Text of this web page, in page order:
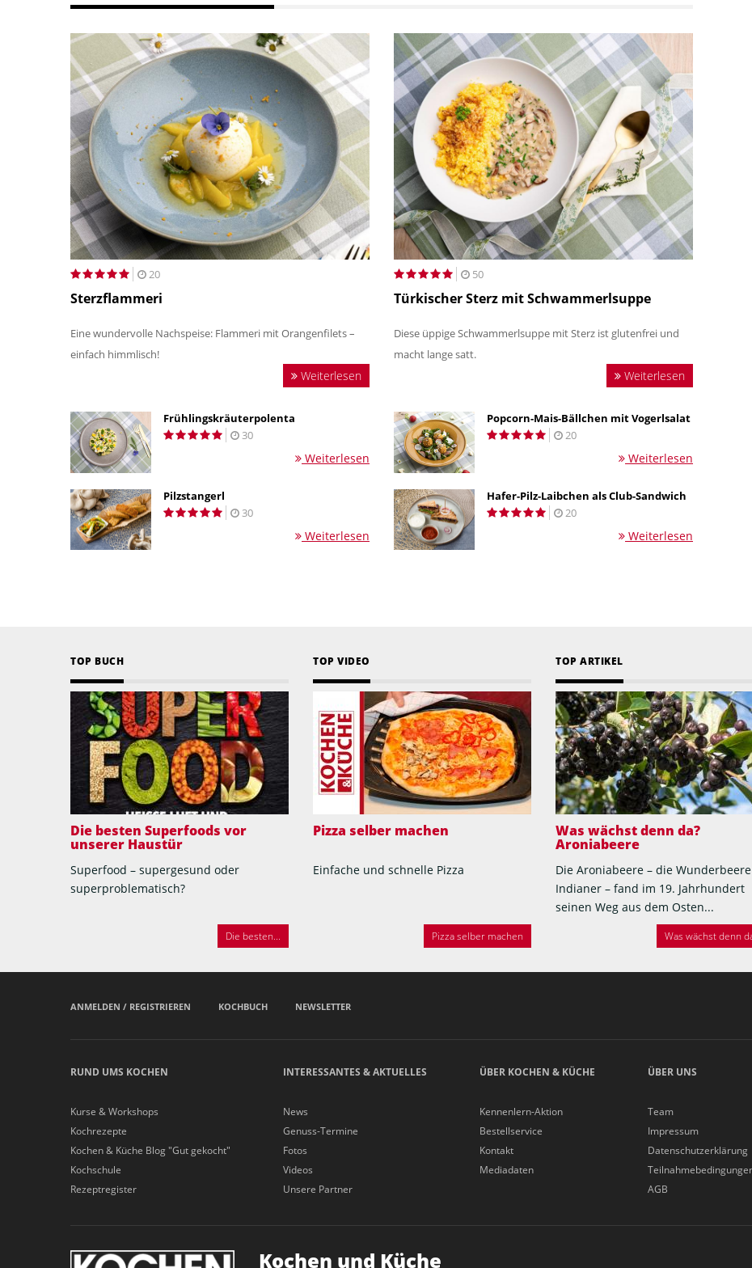
20
Sterzflammeri
Eine wundervolle Nachspeise: Flammeri mit Orangenfilets –
einfach himmlisch!
Weiterlesen
50
Türkischer Sterz mit Schwammerlsuppe
Diese üppige Schwammerlsuppe mit Sterz ist glutenfrei und
macht lange satt.
Weiterlesen
Frühlingskräuterpolenta
30
Weiterlesen
Popcorn-Mais-Bällchen mit Vogerlsalat
20
Weiterlesen
Pilzstangerl
30
Weiterlesen
Hafer-Pilz-Laibchen als Club-Sandwich
20
Weiterlesen
TOP BUCH
Die besten Superfoods vor
unserer Haustür
Superfood – supergesund oder
superproblematisch?
Die besten...
TOP VIDEO
Pizza selber machen
Einfache und schnelle Pizza
Pizza selber machen
TOP ARTIKEL
Was wächst denn da?
Aroniabeere
Die Aroniabeere – die
Indianer – fand im 19. Jahrhundert
seinen Weg aus dem Osten...
Was wächst denn
ANMELDEN / REGISTRIEREN KOCHBUCH NEWSLETTER
RUND UMS KOCHEN
Kurse & Workshops
Kochrezepte
Kochen & Küche Blog "Gut gekocht"
Kochschule
Rezeptregister
INTERESSANTES & AKTUELLES
News
Genuss-Termine
Fotos
Videos
Unsere Partner
ÜBER KOCHEN & KÜCHE
Kennenlern-Aktion
Bestellservice
Kontakt
Mediadaten
ÜBER UNS
Team
Impressum
Datenschutzerklärung
AGB
Kochen und Küche